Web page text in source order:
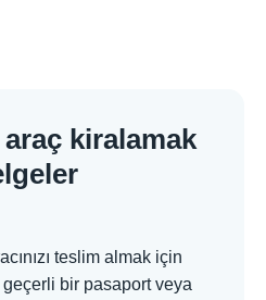
kiralamak
teslim almak için
bir pasaport veya